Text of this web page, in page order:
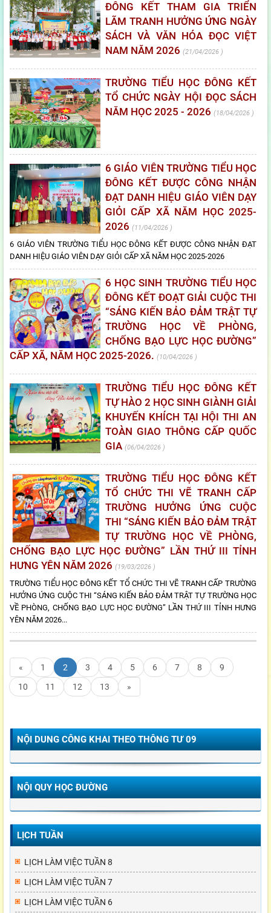
ĐÔNG KẾT THAM GIA TRIỂN
LÃM TRANH HƯỞNG ỨNG NGÀY
SÁCH VÀ VĂN HÓA ĐỌC VIỆT
NAM NĂM 2026
21/04/2026
TRƯỜNG TIỂU HỌC ĐÔNG KẾT
TỔ CHỨC NGÀY HỘI ĐỌC SÁCH
NĂM HỌC 2025 - 2026
18/04/2026
6 GIÁO VIÊN TRƯỜNG TIỂU HỌC
ĐÔNG KẾT ĐƯỢC CÔNG NHẬN
ĐẠT DANH HIỆU GIÁO VIÊN DẠY
GIỎI CẤP XÃ NĂM HỌC 2025-
2026
11/04/2026
6 GIÁO VIÊN TRƯỜNG TIỂU HỌC ĐÔNG KẾT ĐƯỢC CÔNG NHẬN ĐẠT
DANH HIỆU GIÁO VIÊN DẠY GIỎI CẤP XÃ NĂM HỌC 2025-2026
6 HỌC SINH TRƯỜNG TIỂU HỌC
ĐÔNG KẾT ĐOẠT GIẢI CUỘC THI
“SÁNG KIẾN BẢO ĐẢM TRẬT TỰ
TRƯỜNG HỌC VỀ PHÒNG,
CHỐNG BẠO LỰC HỌC ĐƯỜNG”
CẤP XÃ, NĂM HỌC 2025-2026.
10/04/2026
TRƯỜNG TIỂU HỌC ĐÔNG KẾT
TỰ HÀO 2 HỌC SINH GIÀNH GIẢI
KHUYẾN KHÍCH TẠI HỘI THI AN
TOÀN GIAO THÔNG CẤP QUỐC
GIA
06/04/2026
TRƯỜNG TIỂU HỌC ĐÔNG KẾT
TỔ CHỨC THI VẼ TRANH CẤP
TRƯỜNG HƯỞNG ỨNG CUỘC
THI “SÁNG KIẾN BẢO ĐẢM TRẬT
TỰ TRƯỜNG HỌC VỀ PHÒNG,
CHỐNG BẠO LỰC HỌC ĐƯỜNG” LẦN THỨ III TỈNH
HƯNG YÊN NĂM 2026
19/03/2026
TRƯỜNG TIỂU HỌC ĐÔNG KẾT TỔ CHỨC THI VẼ TRANH CẤP TRƯỜNG
HƯỞNG ỨNG CUỘC THI “SÁNG KIẾN BẢO ĐẢM TRẬT TỰ TRƯỜNG HỌC
VỀ PHÒNG, CHỐNG BẠO LỰC HỌC ĐƯỜNG” LẦN THỨ III TỈNH HƯNG
YÊN NĂM 2026...
« 1 2 3 4 5 6 7 8
9
10
11 12 13 »
NỘI DUNG CÔNG KHAI THEO THÔNG TƯ 09
NỘI QUY HỌC ĐƯỜNG
LỊCH TUẦN
LỊCH LÀM VIỆC TUẦN 8
LỊCH LÀM VIỆC TUẦN 7
LỊCH LÀM VIỆC TUẦN 6